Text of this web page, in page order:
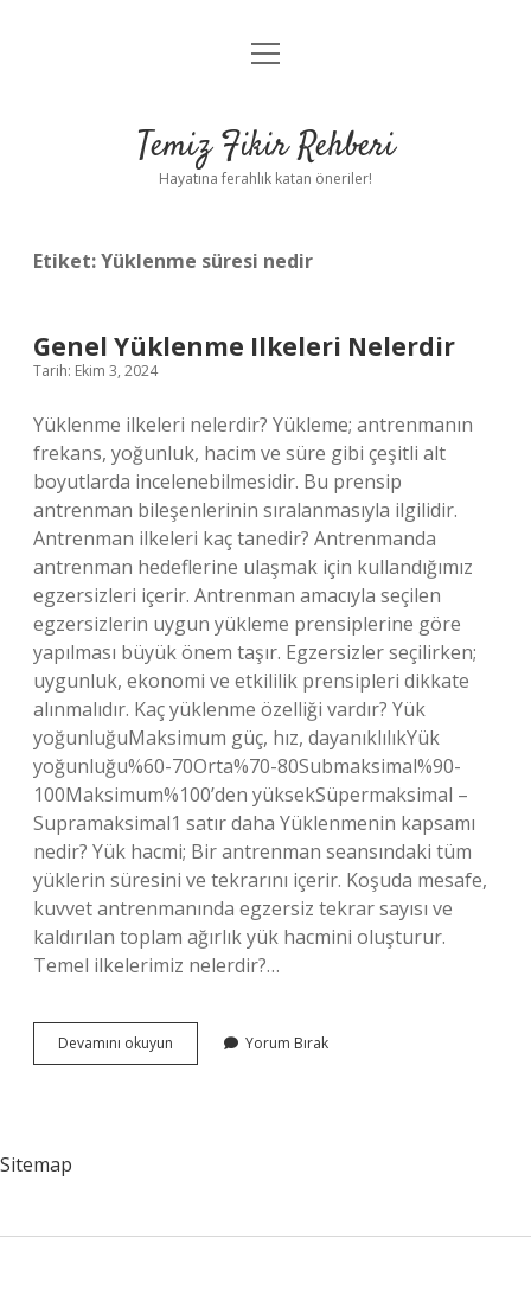
Anasayfa
Yasal Uyarı
menüyü
Temiz Fikir Rehberi
Hayatına ferahlık katan öneriler!
Etiket:Yüklenme süresi nedir
Genel Yüklenme Ilkeleri Nelerdir
Tarih: Ekim 3, 2024
Yüklenme ilkeleri nelerdir? Yükleme; antrenmanın
frekans, yoğunluk, hacim ve süre gibi çeşitli alt
boyutlarda incelenebilmesidir. Bu prensip
antrenman bileşenlerinin sıralanmasıyla ilgilidir.
Antrenman ilkeleri kaç tanedir? Antrenmanda
antrenman hedeflerine ulaşmak için kullandığımız
egzersizleri içerir. Antrenman amacıyla seçilen
egzersizlerin uygun yükleme prensiplerine göre
yapılması büyük önem taşır. Egzersizler seçilirken;
uygunluk, ekonomi ve etkililik prensipleri dikkate
alınmalıdır. Kaç yüklenme özelliği vardır? Yük
yoğunluğuMaksimum güç, hız, dayanıklılıkYük
yoğunluğu%60-70Orta%70-80Submaksimal%90-
100Maksimum%100’den yüksekSüpermaksimal –
Supramaksimal1 satır daha Yüklenmenin kapsamı
nedir? Yük hacmi; Bir antrenman seansındaki tüm
yüklerin süresini ve tekrarını içerir. Koşuda mesafe,
kuvvet antrenmanında egzersiz tekrar sayısı ve
kaldırılan toplam ağırlık yük hacmini oluşturur.
Temel ilkelerimiz nelerdir?…
Devamını okuyun
Yüklenme
Yorum Bırak
Sitemap